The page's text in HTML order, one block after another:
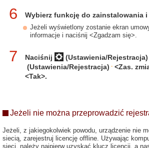
6 Wybierz funkcję do zainstalowania
Jeżeli wyświetlony zostanie ekran
informacje i naciśnij <Zgadzam się>.
7 Naciśnij
(Ustawienia/Rejestracja)
(Ustawienia/Rejestracja)
<Zas.
<Tak>.
Jeżeli nie można przeprowadzić
Jeżeli, z jakiegokolwiek powodu, urządzenie nie
siecią, zarejestruj licencję offline. Używając
sieci, należy najpierw uzyskać klucz licencji, a